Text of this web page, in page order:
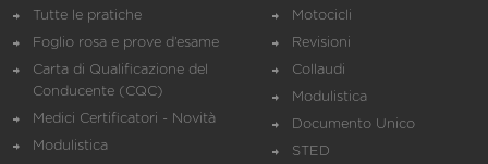
Tutte le pratiche
Foglio rosa e prove d’esame
Carta di Qualificazione del
Conducente (CQC)
Medici Certificatori - Novità
Modulistica
Motocicli
Revisioni
Collaudi
Modulistica
Documento Unico
STED